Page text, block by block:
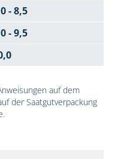
- 8,5
- 9,5
auf dem
der Saatgutverpackung